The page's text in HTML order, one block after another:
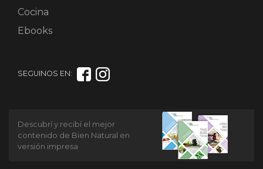
Cocina
Ebooks
SEGUINOS EN:
Descubrí y recibí el mejor
contenido de Bien Natural en
versión impresa